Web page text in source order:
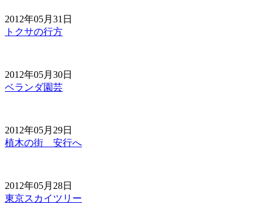
2012年05月31日
トクサの行方
2012年05月30日
ベランダ園芸
2012年05月29日
植木の街 安行へ
2012年05月28日
東京スカイツリー